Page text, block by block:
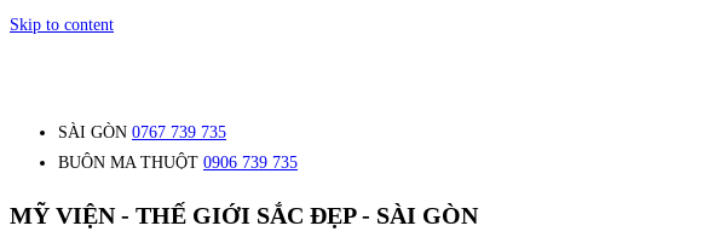
Skip to content
SÀI GÒN 0767 739 735
BUÔN MA THUỘT 0906 739 735
MỸ VIỆN - THẾ GIỚI SẮC ĐẸP - SÀI GÒN